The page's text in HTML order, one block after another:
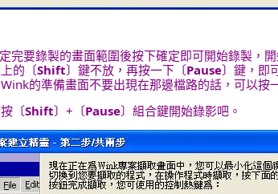
完要錄製的畫面範圍後按下確定即可開始錄製，
的〔Shift〕鍵不放，再按一下〔Pause〕鍵，即
的準備畫面不要出現在那邊檔路的話，可以
〔Shift〕+〔Pause〕組合鍵開始錄影吧。